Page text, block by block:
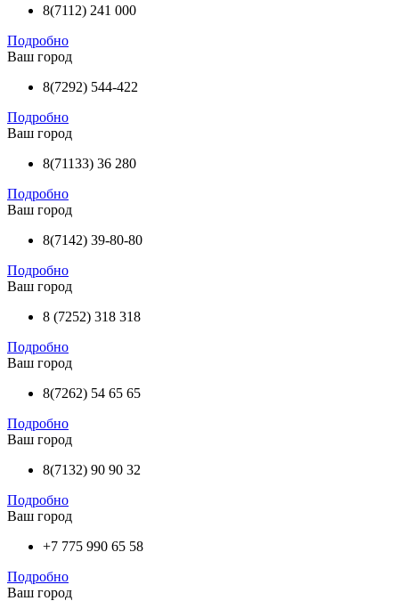
8(7112) 241 000
Подробно
Ваш город
8(7292) 544-422
Подробно
Ваш город
8(71133) 36 280
Подробно
Ваш город
8(7142) 39-80-80
Подробно
Ваш город
8 (7252) 318 318
Подробно
Ваш город
8(7262) 54 65 65
Подробно
Ваш город
8(7132) 90 90 32
Подробно
Ваш город
+7 775 990 65 58
Подробно
Ваш город